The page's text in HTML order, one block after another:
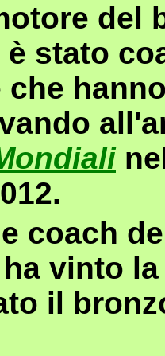
del
stato
che
coach
ha vinto
il